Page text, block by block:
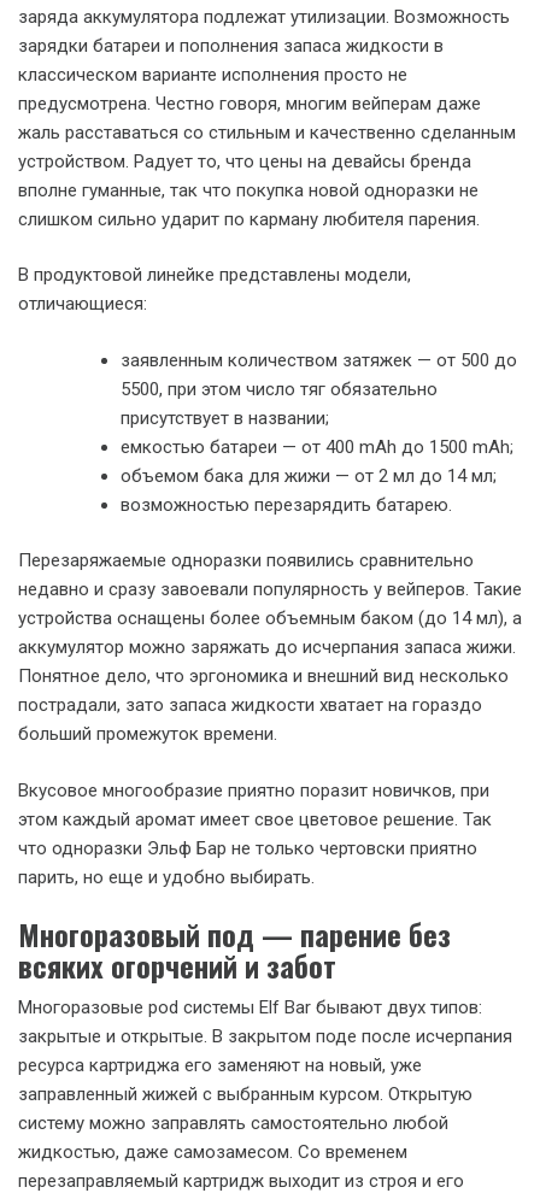
заряда аккумулятора подлежат утилизации. Возможность
зарядки батареи и пополнения запаса жидкости в
классическом варианте исполнения просто не
предусмотрена. Честно говоря, многим вейперам даже
жаль расставаться со стильным и качественно сделанным
устройством. Радует то, что цены на девайсы бренда
вполне гуманные, так что покупка новой одноразки не
слишком сильно ударит по карману любителя парения.
В продуктовой линейке представлены модели,
отличающиеся:
заявленным количеством затяжек — от 500 до
5500, при этом число тяг обязательно
присутствует в названии;
емкостью батареи — от 400 mAh до 1500 mAh;
объемом бака для жижи — от 2 мл до 14 мл;
возможностью перезарядить батарею.
Перезаряжаемые одноразки появились сравнительно
недавно и сразу завоевали популярность у вейперов. Такие
устройства оснащены более объемным баком (до 14 мл), а
аккумулятор можно заряжать до исчерпания запаса жижи.
Понятное дело, что эргономика и внешний вид несколько
пострадали, зато запаса жидкости хватает на гораздо
больший промежуток времени.
Вкусовое многообразие приятно поразит новичков, при
этом каждый аромат имеет свое цветовое решение. Так
что одноразки Эльф Бар не только чертовски приятно
парить, но еще и удобно выбирать.
Многоразовый под — парение без
всяких огорчений и забот
Многоразовые pod системы Elf Bar бывают двух типов:
закрытые и открытые. В закрытом поде после исчерпания
ресурса картриджа его заменяют на новый, уже
заправленный жижей с выбранным курсом. Открытую
систему можно заправлять самостоятельно любой
жидкостью, даже самозамесом. Со временем
перезаправляемый картридж выходит из строя и его